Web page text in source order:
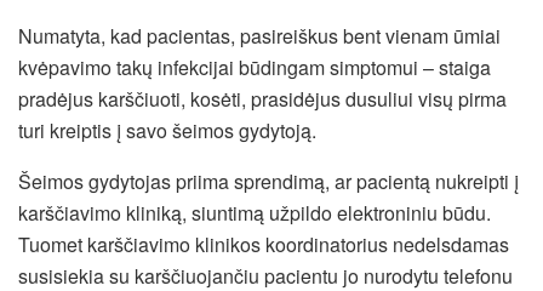
Numatyta, kad pacientas, pasireiškus bent vienam ūmiai
kvėpavimo takų infekcijai būdingam simptomui – staiga
pradėjus karščiuoti, kosėti, prasidėjus dusuliui visų pirma
turi kreiptis į savo šeimos gydytoją.
Šeimos gydytojas priima sprendimą, ar pacientą nukreipti į
karščiavimo kliniką, siuntimą užpildo elektroniniu būdu.
Tuomet karščiavimo klinikos koordinatorius nedelsdamas
susisiekia su karščiuojančiu pacientu jo nurodytu telefonu